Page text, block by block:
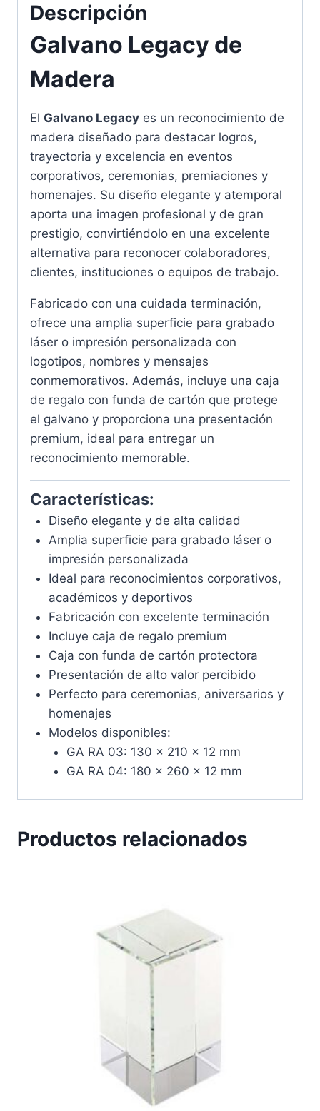
Descripción
Galvano Legacy de
Madera
El Galvano Legacy es un reconocimiento de
madera diseñado para destacar logros,
trayectoria y excelencia en eventos
corporativos, ceremonias, premiaciones y
homenajes. Su diseño elegante y atemporal
aporta una imagen profesional y de gran
prestigio, convirtiéndolo en una excelente
alternativa para reconocer colaboradores,
clientes, instituciones o equipos de trabajo.
Fabricado con una cuidada terminación,
ofrece una amplia superficie para grabado
láser o impresión personalizada con
logotipos, nombres y mensajes
conmemorativos. Además, incluye una caja
de regalo con funda de cartón que protege
el galvano y proporciona una presentación
premium, ideal para entregar un
reconocimiento memorable.
Características:
Diseño elegante y de alta calidad
Amplia superficie para grabado láser o
impresión personalizada
Ideal para reconocimientos corporativos,
académicos y deportivos
Fabricación con excelente terminación
Incluye caja de regalo premium
Caja con funda de cartón protectora
Presentación de alto valor percibido
Perfecto para ceremonias, aniversarios y
homenajes
Modelos disponibles:
GA RA 03: 130 × 210 × 12 mm
GA RA 04: 180 × 260 × 12 mm
Productos relacionados